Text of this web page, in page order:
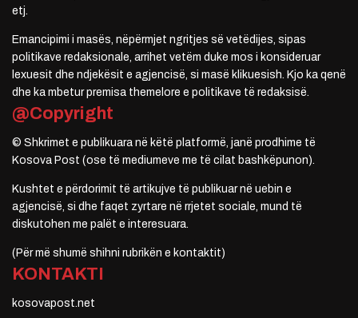
etj.
Emancipimi i masës, nëpërmjet ngritjes së vetëdijes, sipas
politikave redaksionale, arrihet vetëm duke mos i konsideruar
lexuesit dhe ndjekësit e agjencisë, si masë klikuesish. Kjo ka qenë
dhe ka mbetur premisa themelore e politikave të redaksisë.
@Copyright
© Shkrimet e publikuara në këtë platformë, janë prodhime të
Kosova Post (ose të mediumeve me të cilat bashkëpunon).
Kushtet e përdorimit të artikujve të publikuar në uebin e
agjencisë, si dhe faqet zyrtare në rrjetet sociale, mund të
diskutohen me palët e interesuara.
(Për më shumë shihni rubrikën e kontaktit)
KONTAKTI
kosovapost.net